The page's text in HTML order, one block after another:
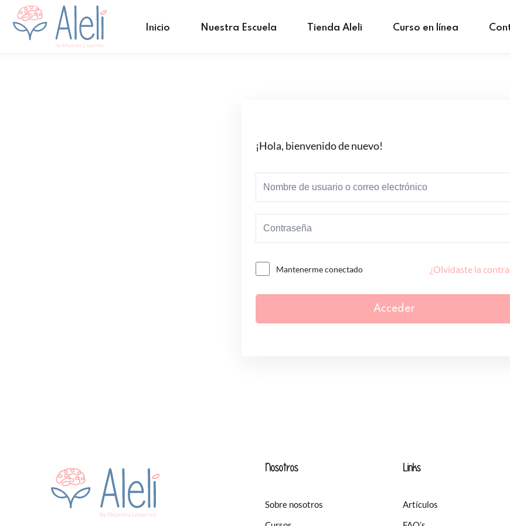
Inicio Nuestra Escuela Tienda Aleli Curso en línea
¡Hola, bienvenido de nuevo!
Mantenerme conectado ¿Olvidaste la
Acceder
Nosotros
Sobre nosotros
Links
Artículos